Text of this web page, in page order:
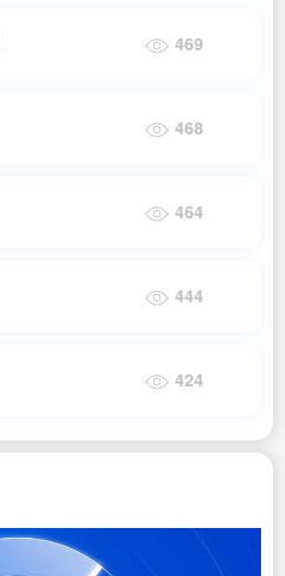
469
468
464
444
424